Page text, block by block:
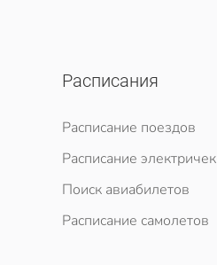
Расписания
Расписание поездов
Расписание электричек
Поиск авиабилетов
Расписание самолетов